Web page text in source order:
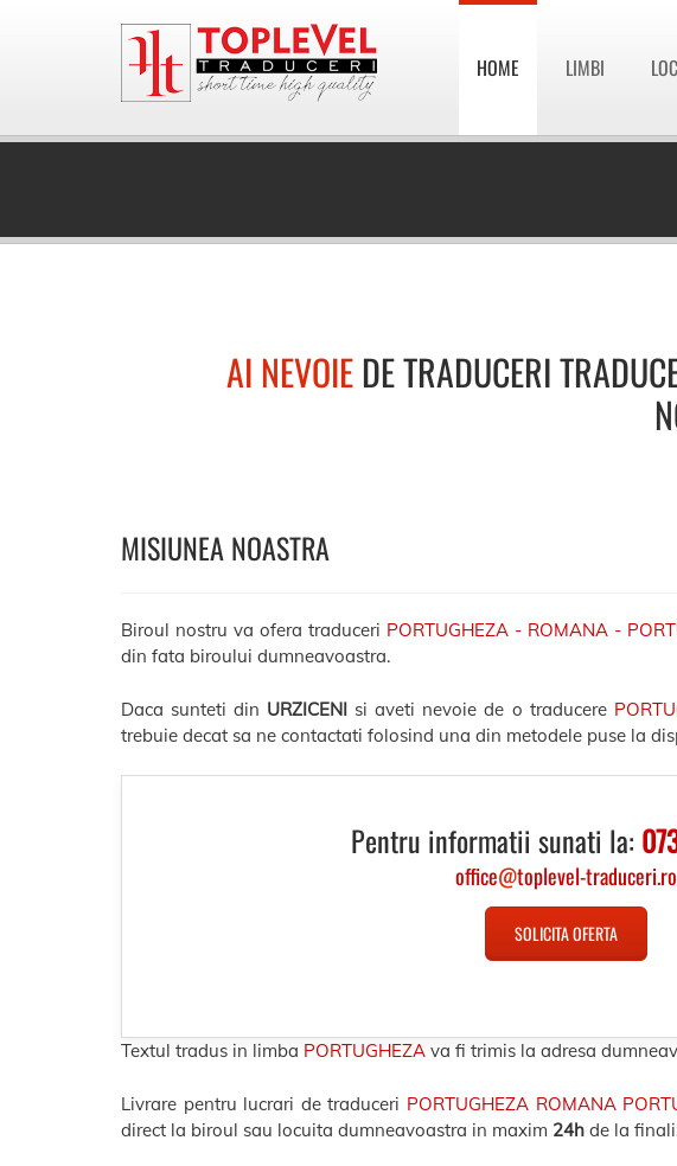
HOME LIMBI
AI NEVOIEDE TRADUCERI
MISIUNEA NOASTRA
Biroul nostru va ofera traduceri PORTUGHEZA - ROMANA -
din fata biroului dumneavoastra.
Daca sunteti din URZICENI si aveti nevoie de o traducere
trebuie decat sa ne contactati folosind una din metodele puse la
Pentru informatii sunati la:
office@toplevel-traduceri.ro
SOLICITA OFERTA
Textul tradus in limba PORTUGHEZA va fi trimis la adresa
Livrare pentru lucrari de traduceri PORTUGHEZA ROMANA
direct la biroul sau locuita dumneavoastra in maxim 24h de la